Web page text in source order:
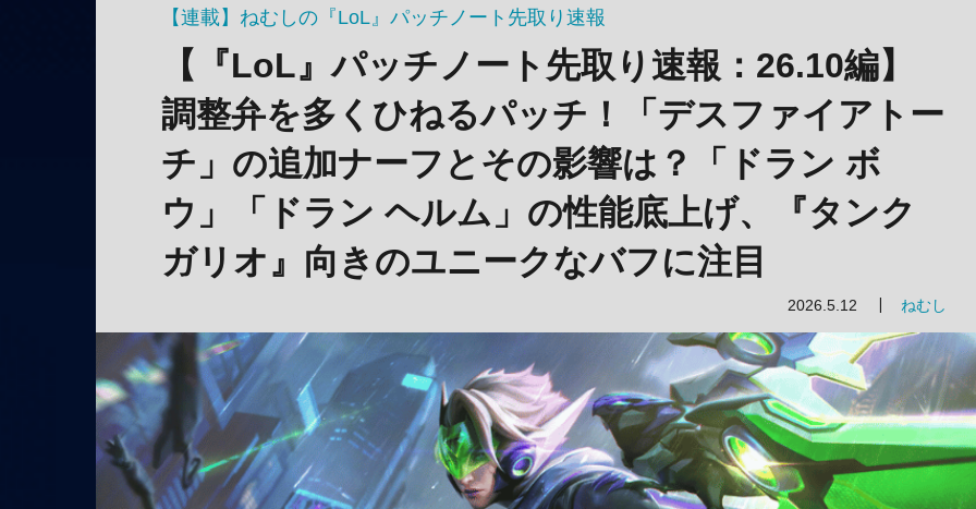
【連載】ねむしの『LoL』パッチノート先取り速報
【『LoL』パッチノート先取り速報：26.10編】
調整弁を多くひねるパッチ！「デスファイアトー
チ」の追加ナーフとその影響は？「ドラン ボ
ウ」「ドラン ヘルム」の性能底上げ、『タンク
ガリオ』向きのユニークなバフに注目
2026.5.12 ねむし